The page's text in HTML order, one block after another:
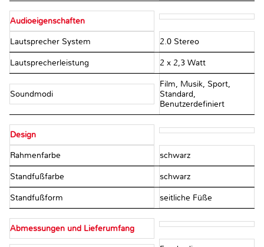
Audioeigenschaften
Lautsprecher System 2.0 Stereo
Lautsprecherleistung 2 x 2,3 Watt
Soundmodi
Film, Musik, Sport,
Standard,
Benutzerdefiniert
Design
Rahmenfarbe schwarz
Standfußfarbe schwarz
Standfußform seitliche Füße
Abmessungen und Lieferumfang